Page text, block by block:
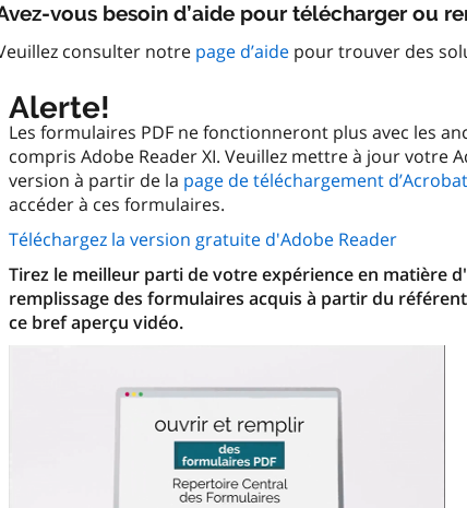
vous besoin d’aide pour télécharger ou
consulter notre page d’aide pour trouver des
Alerte!
Les formulaires PDF ne fonctionneront plus avec les
compris Adobe Reader XI. Veuillez mettre à jour votre
version à partir de la page de téléchargement
accéder à ces formulaires.
Téléchargez la version gratuite d'Adobe Reader
Tirez le meilleur parti de votre expérience en matière
remplissage des formulaires acquis à partir du
ce bref aperçu vidéo.